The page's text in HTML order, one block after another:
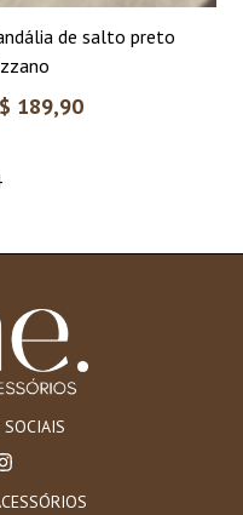
de salto preto
189,90
SOCIAIS
Instagram